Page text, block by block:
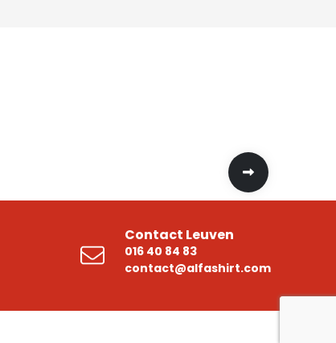
Contact Leuven
016 40 84 83
contact@alfashirt.com